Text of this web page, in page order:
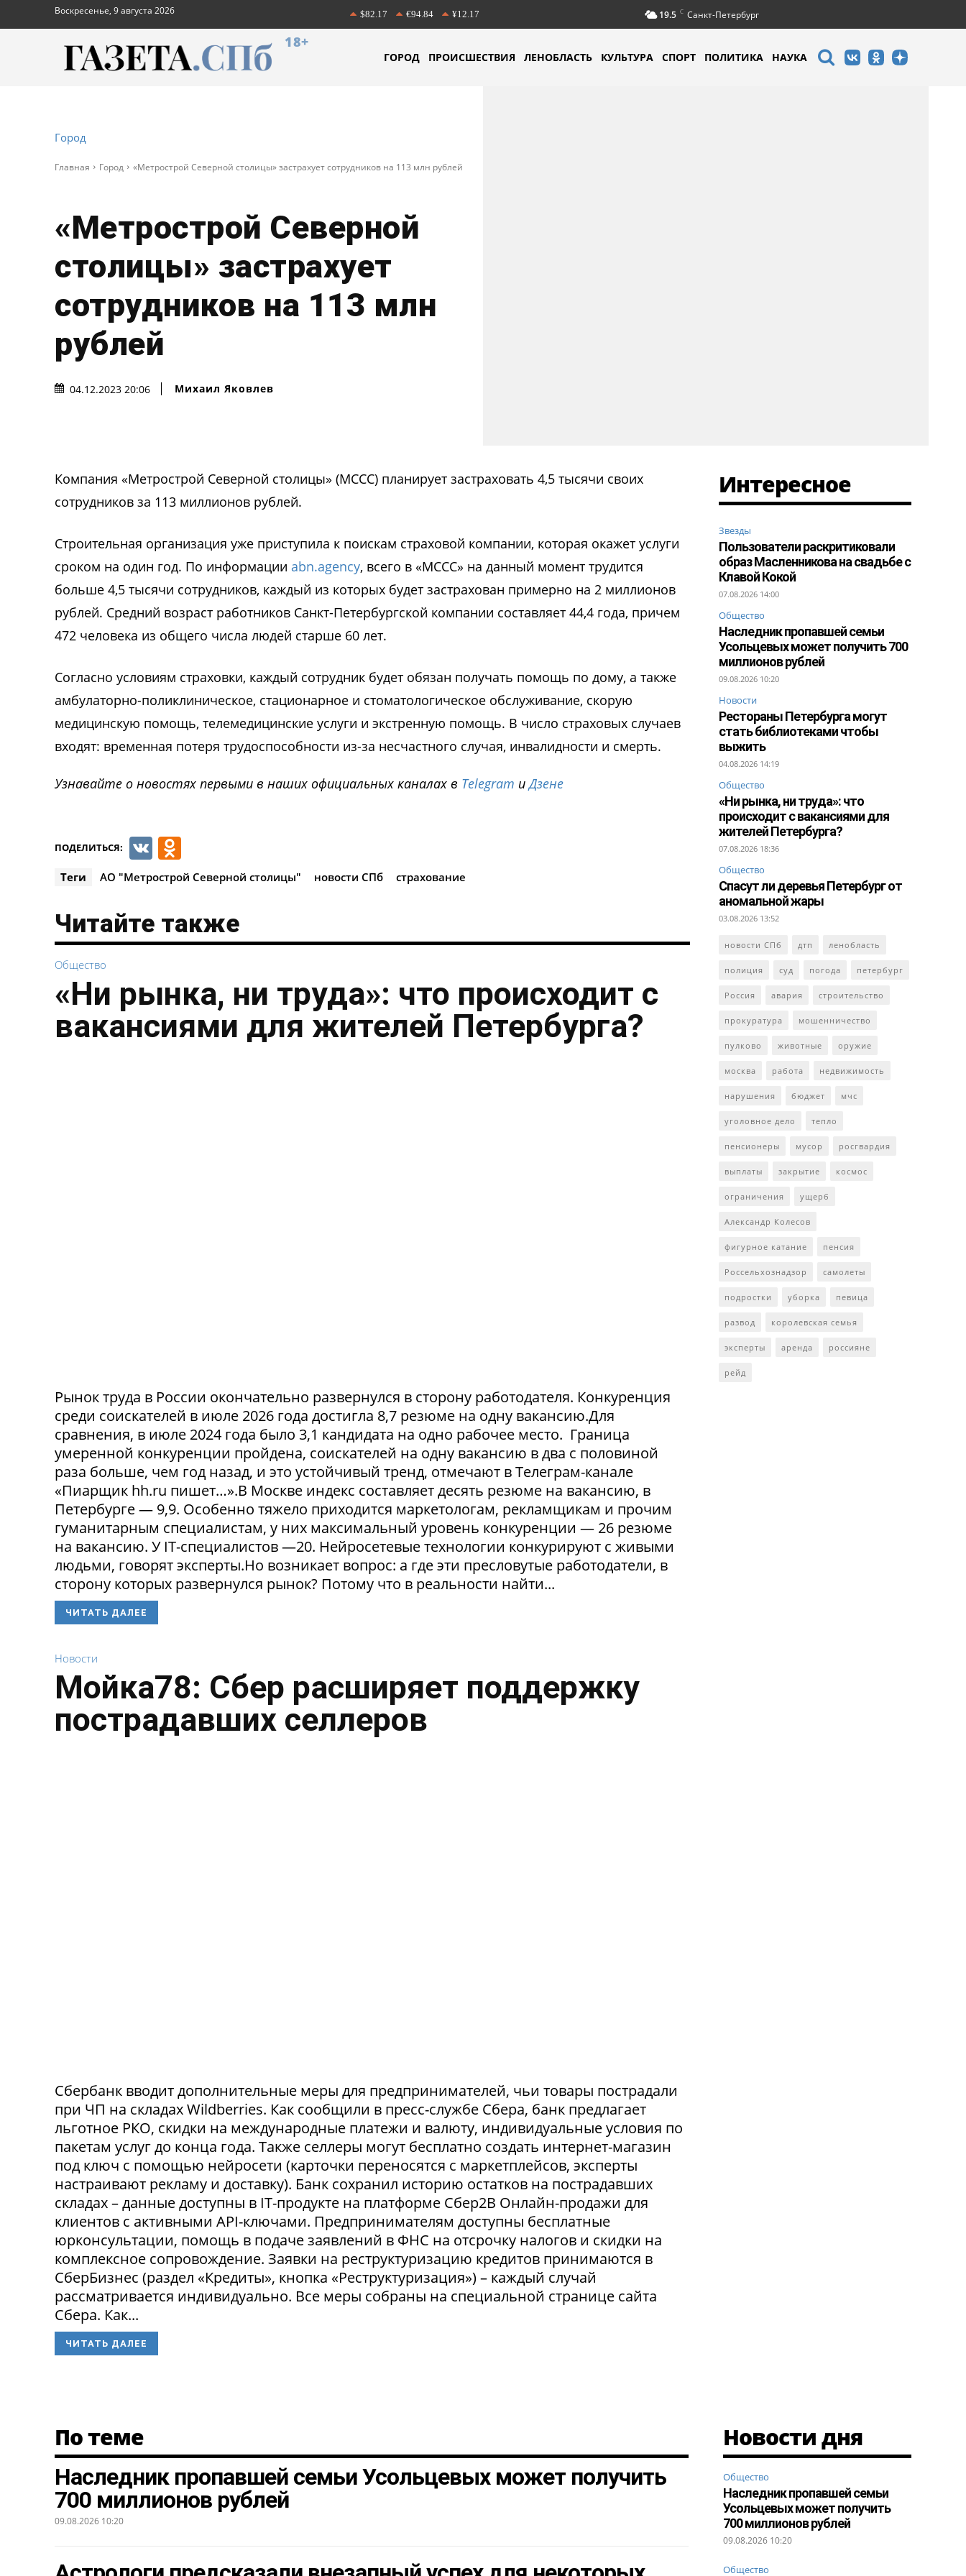
Воскресенье, 9 августа 2026 $82.17 €94.84 ¥12.17 19.5 C Санкт-Петербург
18+
ГОРОД ПРОИСШЕСТВИЯ ЛЕНОБЛАСТЬ КУЛЬТУРА СПОРТ ПОЛИТИКА НАУКА
Город
Главная Город «Метрострой Северной столицы» застрахует сотрудников на 113 млн рублей
«Метрострой Северной
столицы» застрахует
сотрудников на 113 млн
рублей
04.12.2023 20:06 Михаил Яковлев
Компания «Метрострой Северной столицы» (МССС) планирует застраховать 4,5 тысячи своих
сотрудников за 113 миллионов рублей.
Строительная организация уже приступила к поискам страховой компании, которая окажет услуги
сроком на один год. По информации abn.agency, всего в «МССС» на данный момент трудится
больше 4,5 тысячи сотрудников, каждый из которых будет застрахован примерно на 2 миллионов
рублей. Средний возраст работников Санкт-Петербургской компании составляет 44,4 года, причем
472 человека из общего числа людей старше 60 лет.
Согласно условиям страховки, каждый сотрудник будет обязан получать помощь по дому, а также
амбулаторно-поликлиническое, стационарное и стоматологическое обслуживание, скорую
медицинскую помощь, телемедицинские услуги и экстренную помощь. В число страховых случаев
входят: временная потеря трудоспособности из-за несчастного случая, инвалидности и смерть.
Узнавайте о новостях первыми в наших официальных каналах в Telegram иДзене
ПОДЕЛИТЬСЯ: VK
Теги АО "Метрострой Северной столицы" новости СПб страхование
Читайте также
Общество
«Ни рынка, ни труда»: что происходит с
вакансиями для жителей Петербурга?
Рынок труда в России окончательно развернулся в сторону работодателя. Конкуренция
среди соискателей в июле 2026 года достигла 8,7 резюме на одну вакансию.Для
сравнения, в июле 2024 года было 3,1 кандидата на одно рабочее место. Граница
умеренной конкуренции пройдена, соискателей на одну вакансию в два с половиной
раза больше, чем год назад, и это устойчивый тренд, отмечают в Телеграм-канале
«Пиарщик hh.ru пишет…».В Москве индекс составляет десять резюме на вакансию, в
Петербурге — 9,9. Особенно тяжело приходится маркетологам, рекламщикам и прочим
гуманитарным специалистам, у них максимальный уровень конкуренции — 26 резюме
на вакансию. У IT-специалистов —20. Нейросетевые технологии конкурируют с живыми
людьми, говорят эксперты.Но возникает вопрос: а где эти пресловутые работодатели, в
сторону которых развернулся рынок? Потому что в реальности найти...
ЧИТАТЬ ДАЛЕЕ
Новости
Мойка78: Сбер расширяет поддержку
пострадавших селлеров
Сбербанк вводит дополнительные меры для предпринимателей, чьи товары пострадали
при ЧП на складах Wildberries. Как сообщили в пресс-службе Сбера, банк предлагает
льготное РКО, скидки на международные платежи и валюту, индивидуальные условия по
пакетам услуг до конца года. Также селлеры могут бесплатно создать интернет-магазин
под ключ с помощью нейросети (карточки переносятся с маркетплейсов, эксперты
настраивают рекламу и доставку). Банк сохранил историю остатков на пострадавших
складах – данные доступны в IT-продукте на платформе Сбер2В Онлайн-продажи для
клиентов с активными API-ключами. Предпринимателям доступны бесплатные
юрконсультации, помощь в подаче заявлений в ФНС на отсрочку налогов и скидки на
комплексное сопровождение. Заявки на реструктуризацию кредитов принимаются в
СберБизнес (раздел «Кредиты», кнопка «Реструктуризация») – каждый случай
рассматривается индивидуально. Все меры собраны на специальной странице сайта
Сбера. Как...
ЧИТАТЬ ДАЛЕЕ
Интересное
Звезды
Пользователи раскритиковали
образ Масленникова на свадьбе с
Клавой Кокой
07.08.2026 14:00
Общество
Наследник пропавшей семьи
Усольцевых может получить 700
миллионов рублей
09.08.2026 10:20
Новости
Рестораны Петербурга могут
стать библиотеками чтобы
выжить
04.08.2026 14:19
Общество
«Ни рынка, ни труда»: что
происходит с вакансиями для
жителей Петербурга?
07.08.2026 18:36
Общество
Спасут ли деревья Петербург от
аномальной жары
03.08.2026 13:52
новости СПб дтп ленобласть
полиция суд погода петербург
Россия авария строительство
прокуратура мошенничество
пулково животные оружие
москва работа недвижимость
нарушения бюджет мчс
уголовное дело тепло
пенсионеры мусор росгвардия
выплаты закрытие космос
ограничения ущерб
Александр Колесов
фигурное катание пенсия
Россельхознадзор самолеты
подростки уборка певица
развод королевская семья
эксперты аренда россияне
рейд
Новости дня
Общество
Наследник пропавшей семьи
Усольцевых может получить
700 миллионов рублей
09.08.2026 10:20
Общество
По теме
Наследник пропавшей семьи Усольцевых может получить
700 миллионов рублей
09.08.2026 10:20